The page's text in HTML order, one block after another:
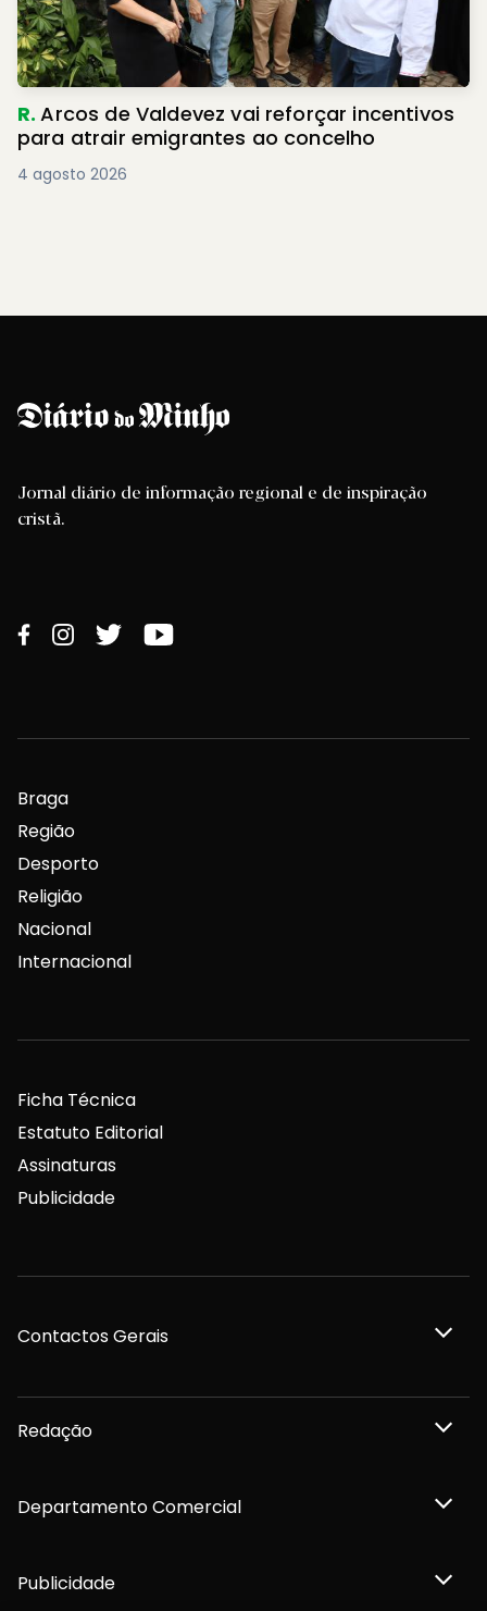
R.Arcos de Valdevez vai reforçar incentivos
para atrair emigrantes ao concelho
4 agosto 2026
Jornal diário de informação regional e de inspiração
cristã.
Braga
Região
Desporto
Religião
Nacional
Internacional
Ficha Técnica
Estatuto Editorial
Assinaturas
Publicidade
Contactos Gerais
Redação
Departamento Comercial
Publicidade